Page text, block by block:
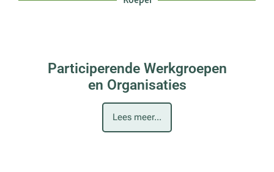
Participerende Werkgroepen
en Organisaties
Lees meer...